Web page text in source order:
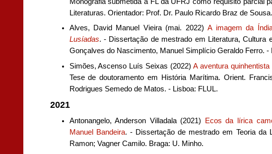
Literaturas. Orientador: Prof. Dr. Paulo Ricardo Braz de
Alves, David Manuel Vieira (mai. 2022)A imagem da
Lusíadas. - Dissertação de mestrado em Literatura, Cultura
Gonçalves do Nascimento, Manuel Simplício Geraldo Ferro.
Simões, Ascenso Luís Seixas (2022)A aventura
Tese de doutoramento em História Marítima. Orient.
Rodrigues Semedo de Matos. - Lisboa: FLUL.
2021
Antonangelo, Anderson Villadala (2021)
Ecos da lírica
Manuel Bandeira. - Dissertação de mestrado em Teoria da
Ramon; Vagner Camilo. Braga: U. Minho.